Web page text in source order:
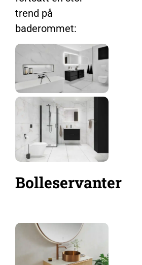
trend på
baderommet:
Bolleservanter